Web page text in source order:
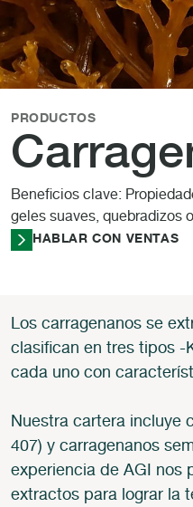
PRODUCTOS
Beneficios clave:
geles suaves, quebradizos
HABLAR CON VENTAS
Los carragenanos se
clasifican en tres tipos -
cada uno con
Nuestra cartera incluye
407) y carragenanos
experiencia de AGI nos
extractos para lograr la